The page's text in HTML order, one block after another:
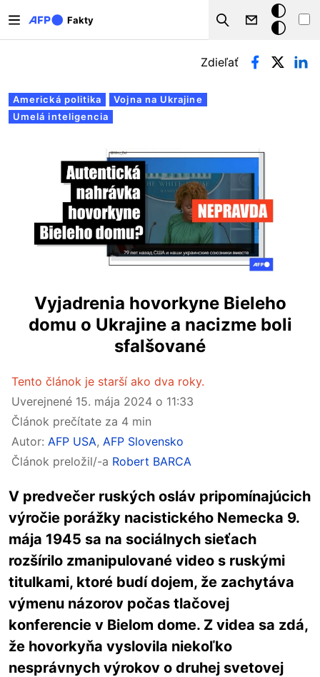
Fakty
Search
Tmavý
režim
Primárne karty
Americká politika
Vojna na Ukrajine
Umelá inteligencia
Zdieľať
Vyjadrenia hovorkyne Bieleho
domu o Ukrajine a nacizme boli
sfalšované
Tento článok je starší ako dva roky.
Uverejnené 15. mája 2024 o 11:33
Článok prečítate za 4 min
Autor: AFP USA, AFP Slovensko
Článok preložil/-a Robert BARCA
V predvečer ruských osláv pripomínajúcich
výročie porážky nacistického Nemecka 9.
mája 1945 sa na sociálnych sieťach
rozšírilo zmanipulované video s ruskými
titulkami, ktoré budí dojem, že zachytáva
výmenu názorov počas tlačovej
konferencie v Bielom dome. Z videa sa zdá,
že hovorkyňa vyslovila niekoľko
nesprávnych výrokov o druhej svetovej